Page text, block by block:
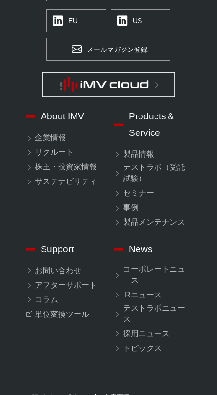
EU US
メールマガジン登録
About IMV
企業情報
リクルート
株主・投資家情報
サステナビリティ
Products＆
Service
製品情報
テストラボ（受託
試験）
セミナー
事例
製品メンテナンス
Support
お問い合わせ
アフターサポート
コラム
単位変換ツール
News
コーポレートニュ
ース
IRニュース
テストラボニュー
ス
採用ニュース
トピックス